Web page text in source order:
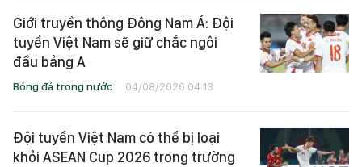
Giới truyền thông Đông Nam Á: Đội
tuyển Việt Nam sẽ giữ chắc ngôi
đầu bảng A
Bóng đá trong nước 04/08/2026 04:13
Đội tuyển Việt Nam có thể bị loại
khỏi ASEAN Cup 2026 trong trường